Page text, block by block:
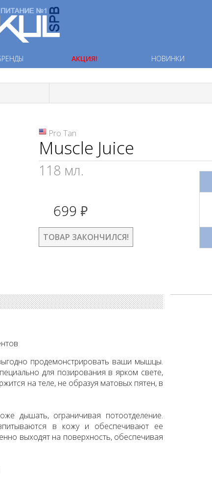
АКЦИЯ! НОВИНКИ
Pro Tan
Muscle Juice
118 мл.
699 руб.
ТОВАР ЗАКОНЧИЛСЯ!
продемонстрировать ваши мышцы.
для позирования в ярком свете,
на теле, не образуя матовых пятен, в
дышать, ограничивая потоотделение.
в кожу и обеспечивают ее
выходят на поверхность, обеспечивая